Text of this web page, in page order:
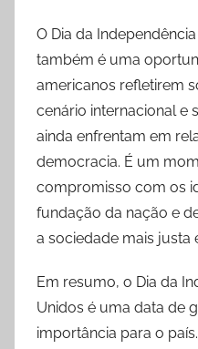
O Dia da
também é uma
americanos refletirem
cenário internacional e
ainda enfrentam em
democracia. É um
compromisso com os
fundação da nação e
a sociedade mais justa
Em resumo, o Dia da
Unidos é uma data de
importância para o